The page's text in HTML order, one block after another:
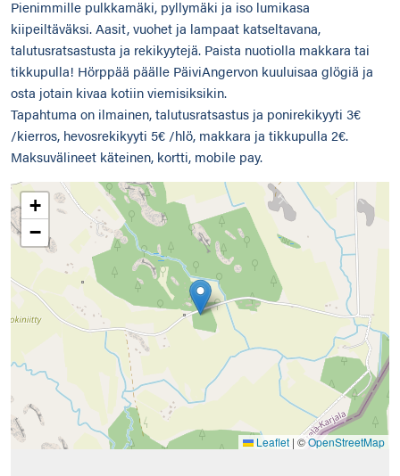
Pienimmille pulkkamäki, pyllymäki ja iso lumikasa
kiipeiltäväksi. Aasit, vuohet ja lampaat katseltavana,
talutusratsastusta ja rekikyytejä. Paista nuotiolla makkara tai
tikkupulla! Hörppää päälle PäiviAngervon kuuluisaa glögiä ja
osta jotain kivaa kotiin viemisiksikin.
Tapahtuma on ilmainen, talutusratsastus ja ponirekikyyti 3€
/kierros, hevosrekikyyti 5€ /hlö, makkara ja tikkupulla 2€.
Maksuvälineet käteinen, kortti, mobile pay.
+
−
Leaflet | ©OpenStreetMap